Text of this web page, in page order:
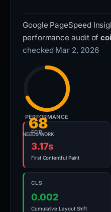
Google PageSpeed
performance audit of
checked Mar 2, 2026
68
NEEDS WORK
PERFORMANCE
FCP
3.17s
First Contentful Paint
CLS
0.002
Cumulative Layout Shift